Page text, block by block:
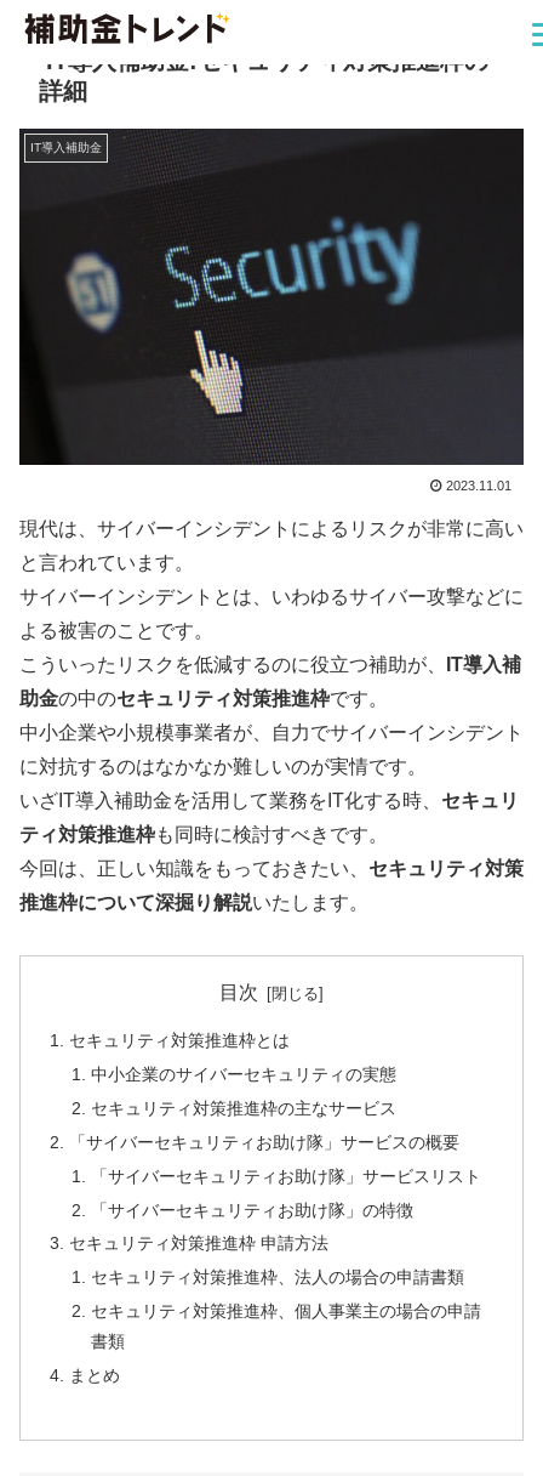
IT導入補助金:セキュリティ対策推進枠の
詳細
IT導入補助金
2023.11.01
現代は、サイバーインシデントによるリスクが非常に高い
と言われています。
サイバーインシデントとは、いわゆるサイバー攻撃などに
よる被害のことです。
こういったリスクを低減するのに役立つ補助が、
IT導入補
助金の中のセキュリティ対策推進枠です。
中小企業や小規模事業者が、自力でサイバーインシデント
に対抗するのはなかなか難しいのが実情です。
いざIT導入補助金を活用して業務をIT化する時、 セキュリ
ティ対策推進枠も同時に検討すべきです。
今回は、正しい知識をもっておきたい、 セキュリティ対策
推進枠について深掘り解説いたします。
目次
セキュリティ対策推進枠とは
中小企業のサイバーセキュリティの実態
セキュリティ対策推進枠の主なサービス
「サイバーセキュリティお助け隊」サービスの概要
「サイバーセキュリティお助け隊」サービスリスト
「サイバーセキュリティお助け隊」の特徴
セキュリティ対策推進枠 申請方法
セキュリティ対策推進枠、法人の場合の申請書類
セキュリティ対策推進枠、個人事業主の場合の申請
書類
まとめ